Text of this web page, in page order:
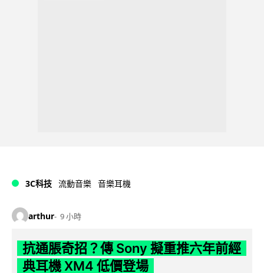
3C科技 流動音樂 音樂耳機
arthur 9 小時
抗通脹奇招？傳 Sony 擬重推六年前經
典耳機 XM4 低價登場